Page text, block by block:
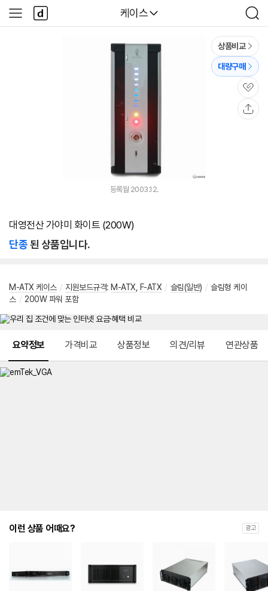
다나와
케이스
검
색
사
이
다
나
와
상품비교
대량구매
관
심
등록월 2003.12.
대영전산 가야미 화이트 (200W)
단종된 상품입니다.
M-ATX 케이스 / 지원보드규격: M-ATX F-ATX / 슬림(일반) / 슬림형 케이
스 / 200W 파워 포함
요약정보 가격비교 상품정보 의견/리뷰 연관상품
이런 상품 어때요? 광고